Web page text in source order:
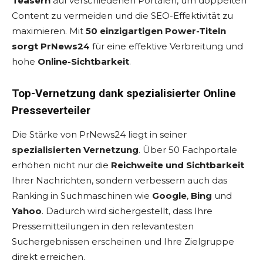
Content zu vermeiden und die SEO-Effektivität zu
maximieren. Mit 50 einzigartigen Power-Titeln
sorgt PrNews24 für eine effektive Verbreitung und
hohe Online-Sichtbarkeit.
Top-Vernetzung dank spezialisierter Online
Presseverteiler
Die Stärke von PrNews24 liegt in seiner
spezialisierten Vernetzung. Über 50 Fachportale
erhöhen nicht nur die Reichweite und Sichtbarkeit
Ihrer Nachrichten, sondern verbessern auch das
Ranking in Suchmaschinen wie Google, Bing und
Yahoo. Dadurch wird sichergestellt, dass Ihre
Pressemitteilungen in den relevantesten
Suchergebnissen erscheinen und Ihre Zielgruppe
direkt erreichen.